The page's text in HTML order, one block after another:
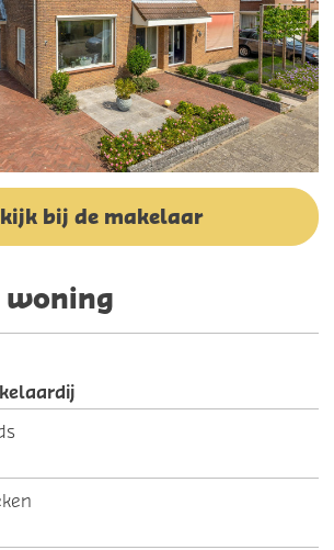
bij de makelaar
woning